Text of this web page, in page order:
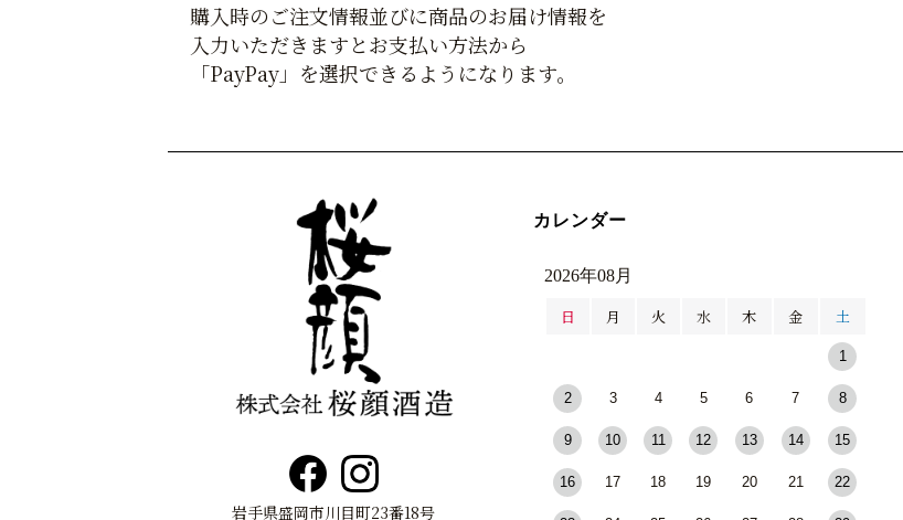
購入時のご注文情報並びに商品のお届け情報を
入力いただきますとお支払い方法から
「PayPay」を選択できるようになります。
岩手県盛岡市川目町23番18号
カレンダー
2026年08月
日 月 火 水 木 金 土
1
2 3 4 5 6 7 8
9 10 11 12 13 14 15
16 17 18 19 20 21 22